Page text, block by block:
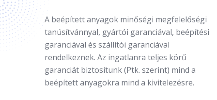
A beépített anyagok minőségi megfelelőségi
tanúsítvánnyal, gyártói garanciával, beépítési
garanciával és szállítói garanciával
rendelkeznek. Az ingatlanra teljes körű
garanciát biztosítunk (Ptk. szerint) mind a
beépített anyagokra mind a kivitelezésre.